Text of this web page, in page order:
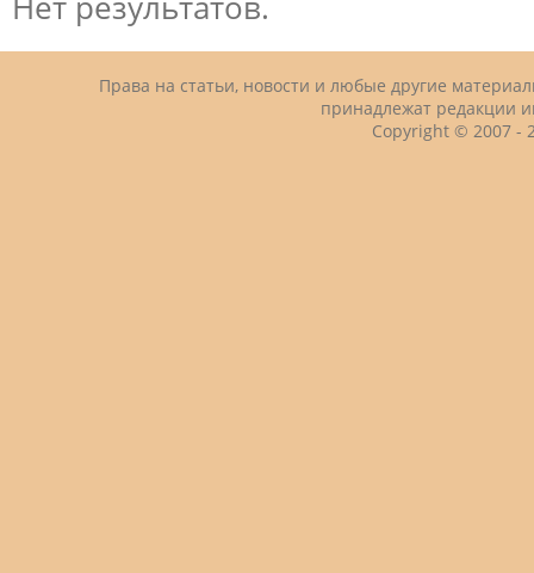
Права на статьи, новости и любые другие
принадлежат редакции
Copyright © 2007 -